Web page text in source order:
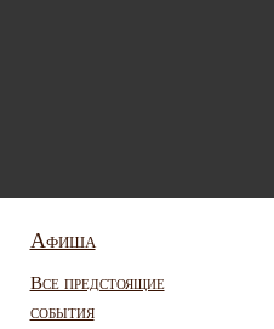
Афиша
Все предстоящие
события